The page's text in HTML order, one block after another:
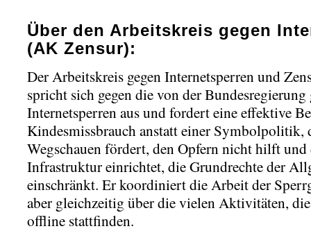
Über den Arbeitskreis gegen
(AK Zensur):
Der Arbeitskreis gegen Internetsperren und
spricht sich gegen die von der Bundesregierung
Internetsperren aus und fordert eine effektive
Kindesmissbrauch anstatt einer Symbolpolitik,
Wegschauen fördert, den Opfern nicht hilft und
Infrastruktur einrichtet, die Grundrechte der
einschränkt. Er koordiniert die Arbeit der
aber gleichzeitig über die vielen Aktivitäten,
offline stattfinden.